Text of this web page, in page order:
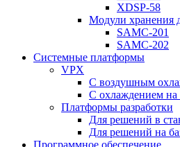
XDSP-58
Модули хранения
SAMC-201
SAMC-202
Системные платформы
VPX
С воздушным
С охлаждением на
Платформы разработки
Для решений в
Для решений на
Программное обеспечение